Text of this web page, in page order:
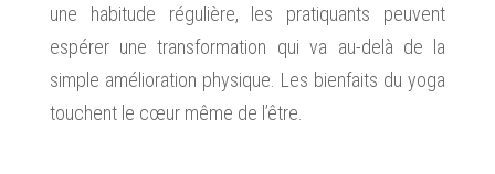
une habitude régulière, les pratiquants peuvent
espérer une transformation qui va au-delà de la
simple amélioration physique. Les bienfaits du yoga
touchent le cœur même de l’être.